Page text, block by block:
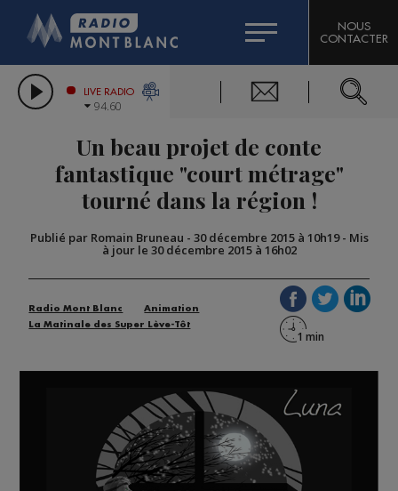
LES CHRONIQUES DE L'EXPERT
CITIZEN MACHINERY
GRAND MASSIF DOMAINES SKIABLES
BIGARD
COMPAGNIE DU MONT-BLANC
NOUS
CONTACTER
LIVE RADIO
94.60
Un beau projet de conte
fantastique "court métrage"
tourné dans la région !
Publié par Romain Bruneau - 30 décembre 2015 à 10h19- Mis
à jour le 30 décembre 2015 à 16h02
Radio Mont Blanc
Animation
La Matinale des Super Lève-Tôt